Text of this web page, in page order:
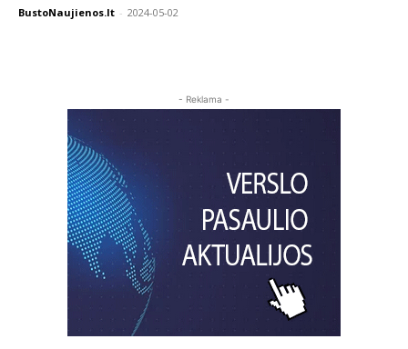
BustoNaujienos.lt - 2024-05-02
- Reklama -